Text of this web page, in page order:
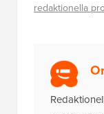
redaktionella